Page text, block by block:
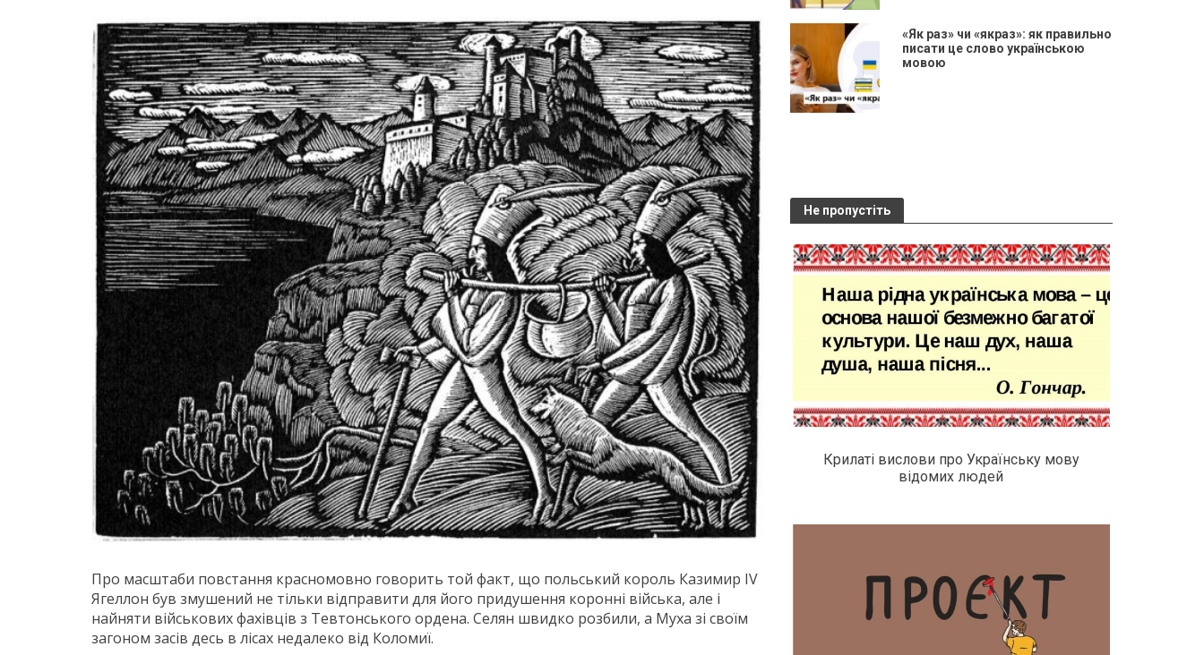
Про масштаби повстання красномовно говорить той факт, що польський король Казимир IV
Ягеллон був змушений не тільки відправити для його придушення коронні війська, але і
найняти військових фахівців з Тевтонського ордена. Селян швидко розбили, а Муха зі своїм
загоном засів десь в лісах недалеко від Коломиї.
«Як раз» чи «якраз»: як правильно
писати це слово українською
мовою
Не пропустіть
Крилаті вислови про Українську мову
відомих людей